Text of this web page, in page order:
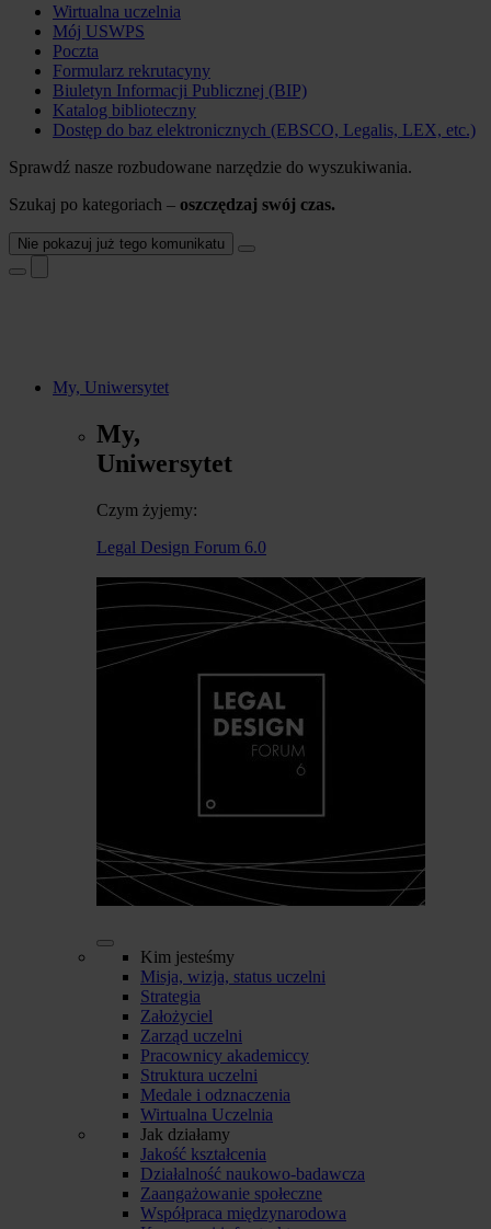
Wirtualna uczelnia
Mój USWPS
Poczta
Formularz rekrutacyny
Biuletyn Informacji Publicznej (BIP)
Katalog biblioteczny
Dostęp do baz elektronicznych (EBSCO, Legalis, LEX, etc.)
Sprawdź nasze rozbudowane narzędzie do wyszukiwania.
Szukaj po kategoriach – oszczędzaj swój czas.
Nie pokazuj już tego komunikatu
My, Uniwersytet
My,
Uniwersytet
Czym żyjemy:
Legal Design Forum 6.0
Kim jesteśmy
Misja, wizja, status uczelni
Strategia
Założyciel
Zarząd uczelni
Pracownicy akademiccy
Struktura uczelni
Medale i odznaczenia
Wirtualna Uczelnia
Jak działamy
Jakość kształcenia
Działalność naukowo-badawcza
Zaangażowanie społeczne
Współpraca międzynarodowa